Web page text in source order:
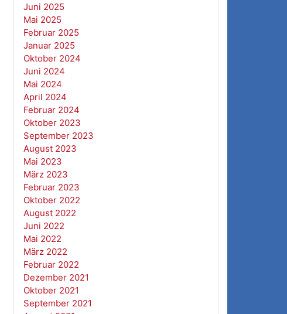
Juni 2025
Mai 2025
Februar 2025
Januar 2025
Oktober 2024
Juni 2024
Mai 2024
April 2024
Februar 2024
Oktober 2023
September 2023
August 2023
Mai 2023
März 2023
Februar 2023
Oktober 2022
August 2022
Juni 2022
Mai 2022
März 2022
Februar 2022
Dezember 2021
Oktober 2021
September 2021